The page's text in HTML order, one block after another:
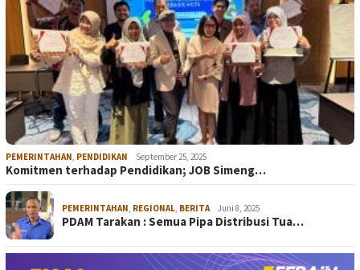
PEMERINTAHAN PENDIDIKAN September 25, 2025
Komitmen terhadap Pendidikan; JOB Simeng…
PEMERINTAHAN REGIONAL BERITA Juni 8, 2025
PDAM Tarakan : Semua Pipa Distribusi Tua…